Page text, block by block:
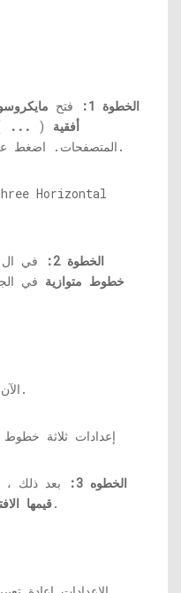
الخطوة 1: فتح
أفقية (
...
المتصفحات. اضغط من القائمة.
الخطوة 2: في ال
خطوط متوازية في
من القائمة.
الخطوه 3: بعد ذلك ،
قيمهاللشروع في إعادة الضبط.